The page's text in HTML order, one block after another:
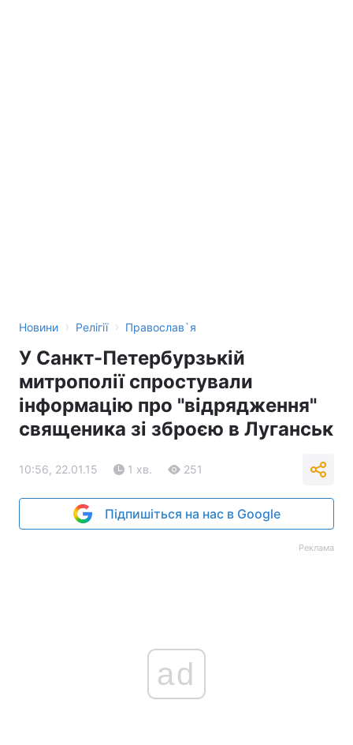
Новини › Релігії › Православ`я
У Санкт-Петербурзькій
митрополії спростували
інформацію про "відрядження"
священика зі зброєю в Луганськ
10:56, 22.01.15 1 хв. 251
Підпишіться на нас в Google
Реклама
ad